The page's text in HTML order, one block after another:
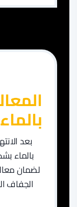
بالماء
بعد
لضمان
الجفاف